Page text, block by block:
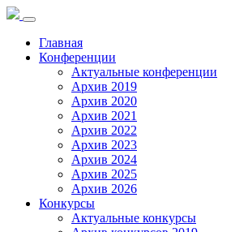
Toggle
navigation
Главная
Конференции
Актуальные конференции
Архив 2019
Архив 2020
Архив 2021
Архив 2022
Архив 2023
Архив 2024
Архив 2025
Архив 2026
Конкурсы
Актуальные конкурсы